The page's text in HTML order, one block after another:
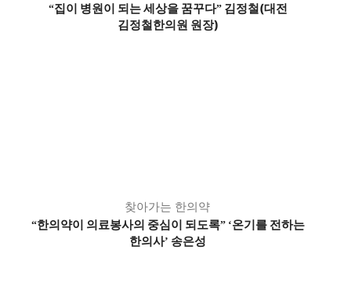
“집이 병원이 되는 세상을 꿈꾸다”김정철(대전
김정철한의원 원장)
찾아가는 한의약
“한의약이 의료봉사의 중심이 되도록” ‘온기를 전하는
한의사’ 송은성